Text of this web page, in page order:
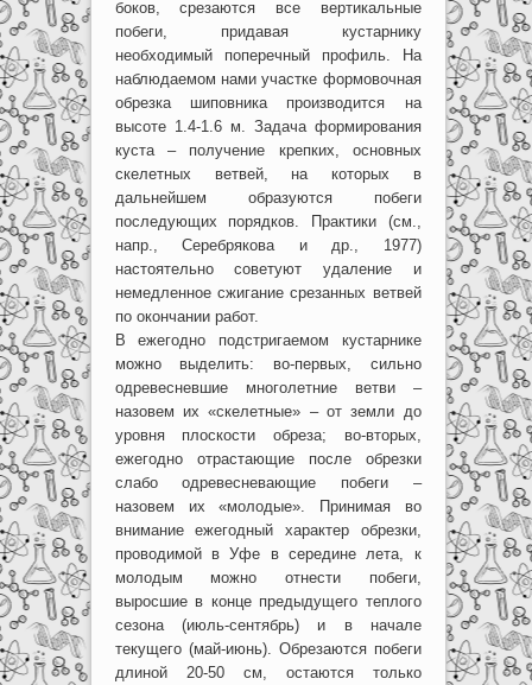
боков, срезаются все вертикальные
побеги, придавая кустарнику
необходимый поперечный профиль. На
наблюдаемом нами участке формовочная
обрезка шиповника производится на
высоте 1.4-1.6 м. Задача формирования
куста – получение крепких, основных
скелетных ветвей, на которых в
дальнейшем образуются побеги
последующих порядков. Практики (см.,
напр., Серебрякова и др., 1977)
настоятельно советуют удаление и
немедленное сжигание срезанных ветвей
по окончании работ.
В ежегодно подстригаемом кустарнике
можно выделить: во-первых, сильно
одревесневшие многолетние ветви –
назовем их «скелетные» – от земли до
уровня плоскости обреза; во-вторых,
ежегодно отрастающие после обрезки
слабо одревесневающие побеги –
назовем их «молодые». Принимая во
внимание ежегодный характер обрезки,
проводимой в Уфе в середине лета, к
молодым можно отнести побеги,
выросшие в конце предыдущего теплого
сезона (июль-сентябрь) и в начале
текущего (май-июнь). Обрезаются побеги
длиной 20-50 см, остаются только